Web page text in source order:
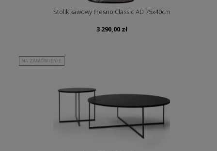
Stolik kawowy Fresno Classic AD 75x40cm
3 290,00 zł
NA ZAMÓWIENIE